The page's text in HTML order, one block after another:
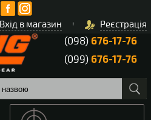
Вхід в магазин Реєстрація
(098)676-17-76
(099)676-17-76